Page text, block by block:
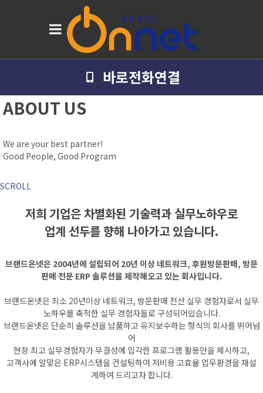
바로전화연결
ABOUT US
We are your best partner!
Good People, Good Program
SCROLL
저희 기업은 차별화된 기술력과 실무노하우로
업계 선두를 향해 나아가고 있습니다.
브랜드온넷은 2004년에 설립되어 20년 이상 네트워크, 후원방문판매, 방문
판매 전문 ERP 솔루션을 제작해오고 있는 회사입니다.
브랜드온넷은 최소 20년이상 네트워크, 방문판매 전산 실무 경험자로서 실무
노하우를 축적한 실무 경험자들로 구성되어있습니다.
브랜드온넷은 단순히 솔루션을 납품하고 유지보수하는 형식의 회사를 뛰어넘
어
현장 최고 실무경험자가 무결성에 입각한 프로그램 활용안을 제시하고,
고객사에 알맞은 ERP시스템을 컨설팅하여 저비용 고효율 업무환경을 재설
계하여 드리고자 합니다.